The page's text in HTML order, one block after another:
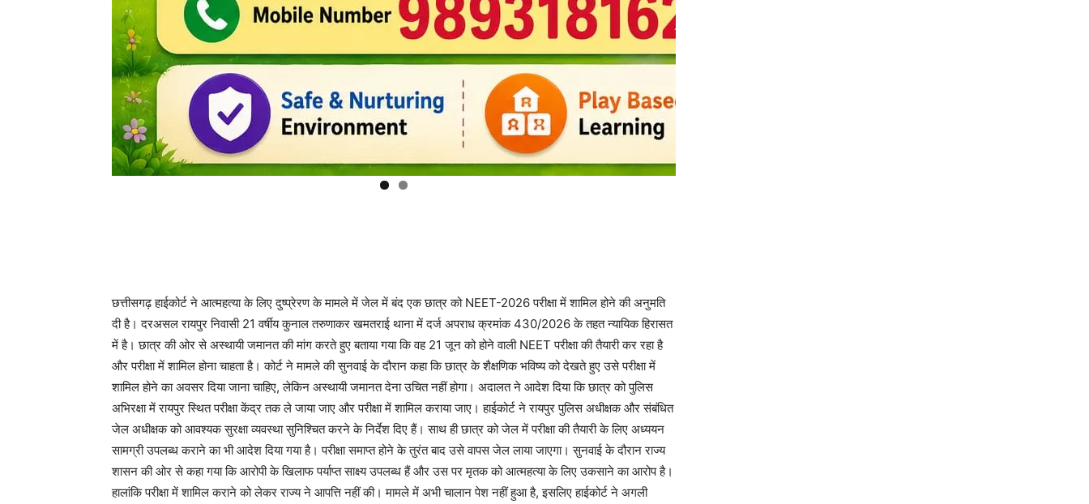
छत्तीसगढ़ हाईकोर्ट ने आत्महत्या के लिए दुष्प्रेरण के मामले में जेल में बंद एक छात्र को NEET-2026 परीक्षा में शामिल होने की अनुमति
दी है। दरअसल रायपुर निवासी 21 वर्षीय कुनाल तरुणाकर खमतराई थाना में दर्ज अपराध क्रमांक 430/2026 के तहत न्यायिक हिरासत
में है। छात्र की ओर से अस्थायी जमानत की मांग करते हुए बताया गया कि वह 21 जून को होने वाली NEET परीक्षा की तैयारी कर रहा है
और परीक्षा में शामिल होना चाहता है। कोर्ट ने मामले की सुनवाई के दौरान कहा कि छात्र के शैक्षणिक भविष्य को देखते हुए उसे परीक्षा में
शामिल होने का अवसर दिया जाना चाहिए, लेकिन अस्थायी जमानत देना उचित नहीं होगा। अदालत ने आदेश दिया कि छात्र को पुलिस
अभिरक्षा में रायपुर स्थित परीक्षा केंद्र तक ले जाया जाए और परीक्षा में शामिल कराया जाए। हाईकोर्ट ने रायपुर पुलिस अधीक्षक और संबंधित
जेल अधीक्षक को आवश्यक सुरक्षा व्यवस्था सुनिश्चित करने के निर्देश दिए हैं। साथ ही छात्र को जेल में परीक्षा की तैयारी के लिए अध्ययन
सामग्री उपलब्ध कराने का भी आदेश दिया गया है। परीक्षा समाप्त होने के तुरंत बाद उसे वापस जेल लाया जाएगा। सुनवाई के दौरान राज्य
शासन की ओर से कहा गया कि आरोपी के खिलाफ पर्याप्त साक्ष्य उपलब्ध हैं और उस पर मृतक को आत्महत्या के लिए उकसाने का आरोप है।
हालांकि परीक्षा में शामिल कराने को लेकर राज्य ने आपत्ति नहीं की। मामले में अभी चालान पेश नहीं हुआ है, इसलिए हाईकोर्ट ने अगली